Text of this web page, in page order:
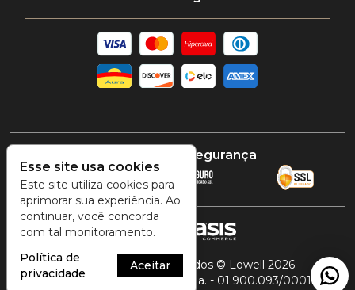
Esse site usa cookies
Este site utiliza cookies para
aprimorar sua experiência. Ao
continuar, você concorda
com tal monitoramento.
Política de
privacidade
Aceitar
Todos os direitos reservados © Lowell 2026.
Lowell Venda Direta Home Ltda. - 01.900.093/0001-73
Certificado e segurança